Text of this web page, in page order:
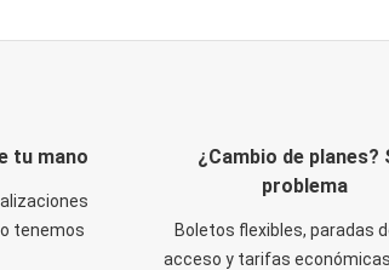
tu mano
tenemos
¿Cambio de planes?
problema
Boletos flexibles, paradas
acceso y tarifas